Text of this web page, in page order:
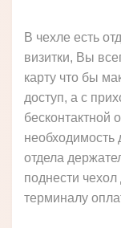
В чехле есть
визитки, Вы
карту что бы
доступ, а с
бесконтактной
необходимость
отдела
поднести
терминалу